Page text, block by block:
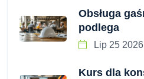
Obsługa
podlega
Lip 25 2026
Kurs dla